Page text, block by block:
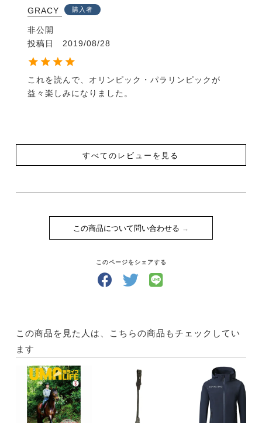
さらにあなたの地域の乗馬クラブがすぐにわかる【乗
馬クラブガイド】もついていて、あなたの乗馬ライフ
をサポートします！
・サイズ A4判
【内容】
2020 東京オリンピック・パラリンピック
馬術競技に注目！
・日本馬術連盟 常務理事 木口明信さんに聞く
根岸 淳 岩谷一裕 木幡良彦 加藤大助
・東京オリンピックのメダル有望種目 総合馬術 CCI
・日本馬術史上唯一の金メダリスト 西 竹一
特集2 世界は海と馬とつながっている！
・FEI ワールドカップ ファイナル ジャンピング＆ド
レッサージュ
（スウェーデン）
・エクイターナ 2019（ドイツ）
GRACY 購入者
非公開
投稿日
2019/08/28
これを読んで、オリンピック・パラリンピックが
益々楽しみになりました。
すべてのレビューを見る
この商品について問い合わせる
このページをシェアする
この商品を見た人は、こちらの商品もチェックしてい
ます